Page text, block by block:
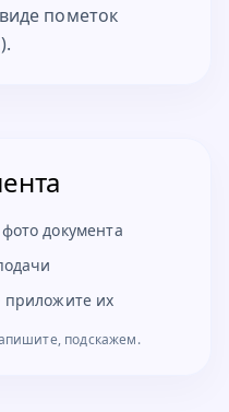
пометок
документа
приложите их
подскажем.